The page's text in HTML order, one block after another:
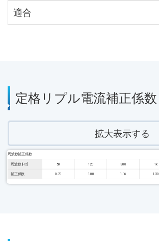
適合
定格リプル電流補正係数
拡大表示する
周波数補正係数
周波数 [Hz] 50 120 300 1k
補正係数 0.70 1.00 1.16 1.30